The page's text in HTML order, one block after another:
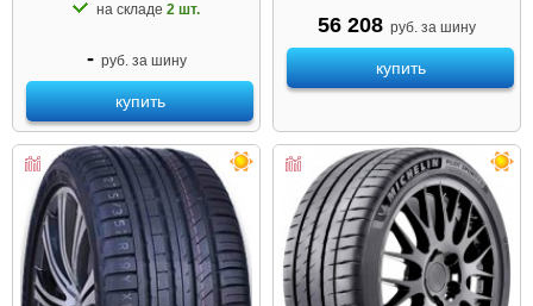
на складе 2 шт.
- руб. за шину
купить
56 208 руб. за шину
купить